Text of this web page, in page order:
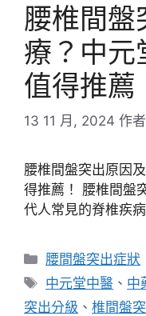
腰椎間盤
療？中元
值得推薦
13 11 月, 2024 作
腰椎間盤突出原因
得推薦！ 腰椎間盤
代人常見的脊椎疾
分
類
腰間盤突出症狀
標
籤
中元堂中醫 、 中
突出分級 、 椎間盤